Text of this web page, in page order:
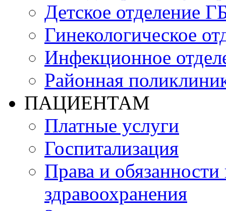
Детское отделение
Гинекологическое
Инфекционное
Районная
ПАЦИЕНТАМ
Платные услуги
Госпитализация
Права и
здравоохранения